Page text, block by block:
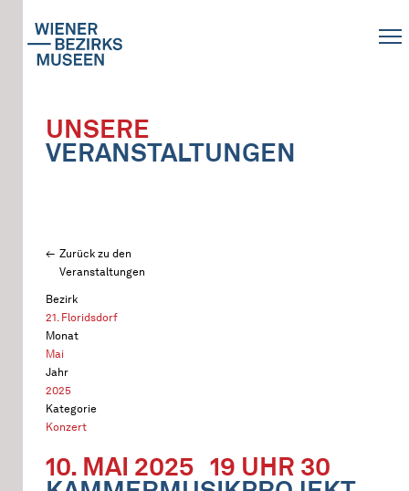
UNSERE
VERANSTALTUNGEN
Zurück zu den
Veranstaltungen
Bezirk
21. Floridsdorf
Monat
Mai
Jahr
2025
Kategorie
Konzert
10. MAI 2025 19 UHR 30